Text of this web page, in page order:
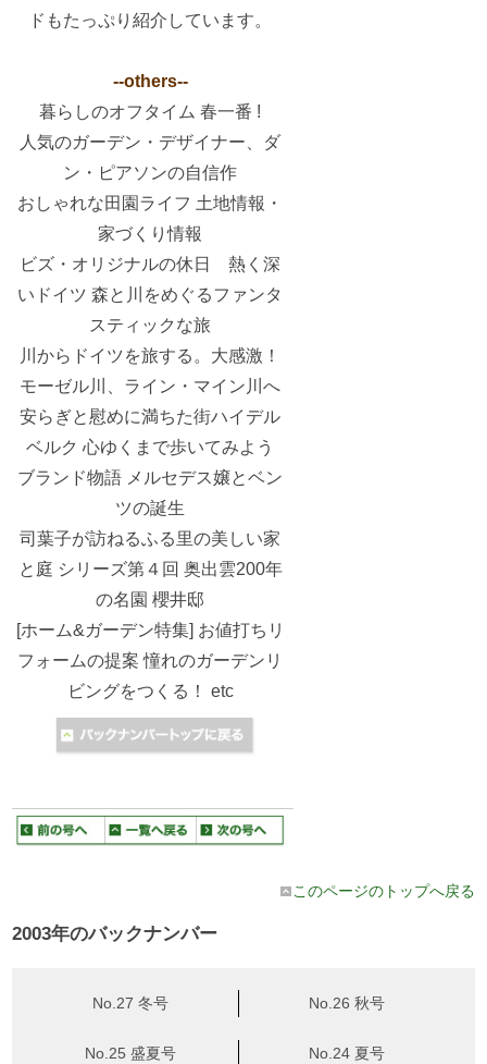
ドもたっぷり紹介しています。
--others--
暮らしのオフタイム 春一番 !
人気のガーデン・デザイナー、ダ
ン・ピアソンの自信作
おしゃれな田園ライフ 土地情報・
家づくり情報
ビズ・オリジナルの休日 熱く深
いドイツ 森と川をめぐるファンタ
スティックな旅
川からドイツを旅する。大感激！
モーゼル川、ライン・マイン川へ
安らぎと慰めに満ちた街ハイデル
ベルク 心ゆくまで歩いてみよう
ブランド物語 メルセデス嬢とベン
ツの誕生
司葉子が訪ねるふる里の美しい家
と庭 シリーズ第４回 奥出雲200年
の名園 櫻井邸
[ホーム&ガーデン特集] お値打ちリ
フォームの提案 憧れのガーデンリ
ビングをつくる！ etc
このページのトップへ戻る
2003年のバックナンバー
No.27 冬号 No.26 秋号
No.25 盛夏号 No.24 夏号